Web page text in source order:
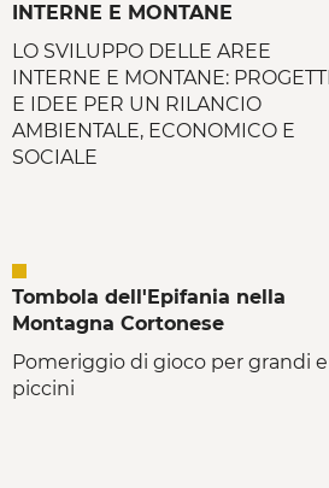
INTERNE E MONTANE
LO SVILUPPO DELLE AREE
INTERNE E MONTANE: PROGETTI
E IDEE PER UN RILANCIO
AMBIENTALE, ECONOMICO E
SOCIALE
Tombola dell'Epifania nella
Montagna Cortonese
Pomeriggio di gioco per grandi e
piccini